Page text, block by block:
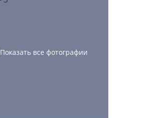
Показать все фотографии